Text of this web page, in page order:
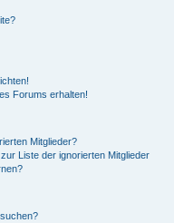
Forums erhalten!
Mitglieder?
Liste der ignorierten Mitglieder